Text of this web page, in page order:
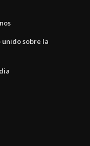
sobre la